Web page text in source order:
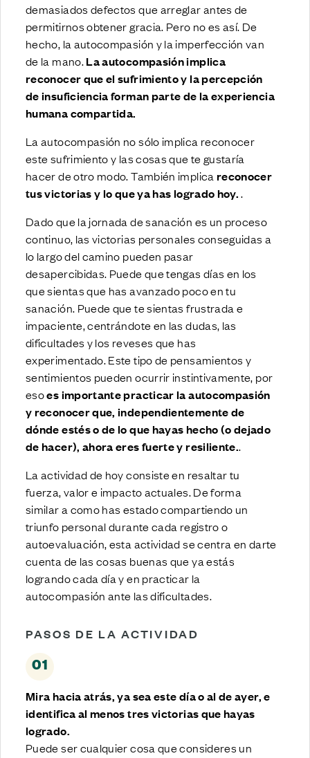
demasiados defectos que arreglar antes de
permitirnos obtener gracia. Pero no es así. De
hecho, la autocompasión y la imperfección van
de la mano.La autocompasión implica
reconocer que el sufrimiento y la percepción
de insuficiencia forman parte de la experiencia
humana compartida.
La autocompasión no sólo implica reconocer
este sufrimiento y las cosas que te gustaría
hacer de otro modo. También implica reconocer
tus victorias y lo que ya has logrado hoy..
Dado que la jornada de sanación es un proceso
continuo, las victorias personales conseguidas a
lo largo del camino pueden pasar
desapercibidas. Puede que tengas días en los
que sientas que has avanzado poco en tu
sanación. Puede que te sientas frustrada e
impaciente, centrándote en las dudas, las
dificultades y los reveses que has
experimentado. Este tipo de pensamientos y
sentimientos pueden ocurrir instintivamente, por
esoes importante practicar la autocompasión
y reconocer que, independientemente de
dónde estés o de lo que hayas hecho (o dejado
de hacer), ahora eres fuerte y resiliente..
La actividad de hoy consiste en resaltar tu
fuerza, valor e impacto actuales. De forma
similar a como has estado compartiendo un
triunfo personal durante cada registro o
autoevaluación, esta actividad se centra en darte
cuenta de las cosas buenas que ya estás
logrando cada día y en practicar la
autocompasión ante las dificultades.
PASOS DE LA ACTIVIDAD
01
Mira hacia atrás, ya sea este día o al de ayer, e
identifica al menos tres victorias que hayas
logrado.
Puede ser cualquier cosa que consideres un